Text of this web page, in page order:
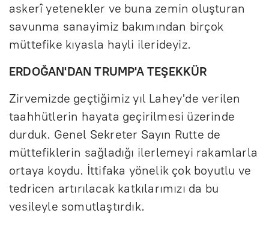
askerî yetenekler ve buna zemin oluşturan
savunma sanayimiz bakımından birçok
müttefike kıyasla hayli ilerideyiz.
ERDOĞAN'DAN TRUMP'A TEŞEKKÜR
Zirvemizde geçtiğimiz yıl Lahey'de verilen
taahhütlerin hayata geçirilmesi üzerinde
durduk. Genel Sekreter Sayın Rutte de
müttefiklerin sağladığı ilerlemeyi rakamlarla
ortaya koydu. İttifaka yönelik çok boyutlu ve
tedricen artırılacak katkılarımızı da bu
vesileyle somutlaştırdık.